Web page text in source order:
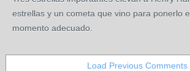
estrellas y un cometa que vino para ponerlo
momento adecuado.
Load Previous Comments